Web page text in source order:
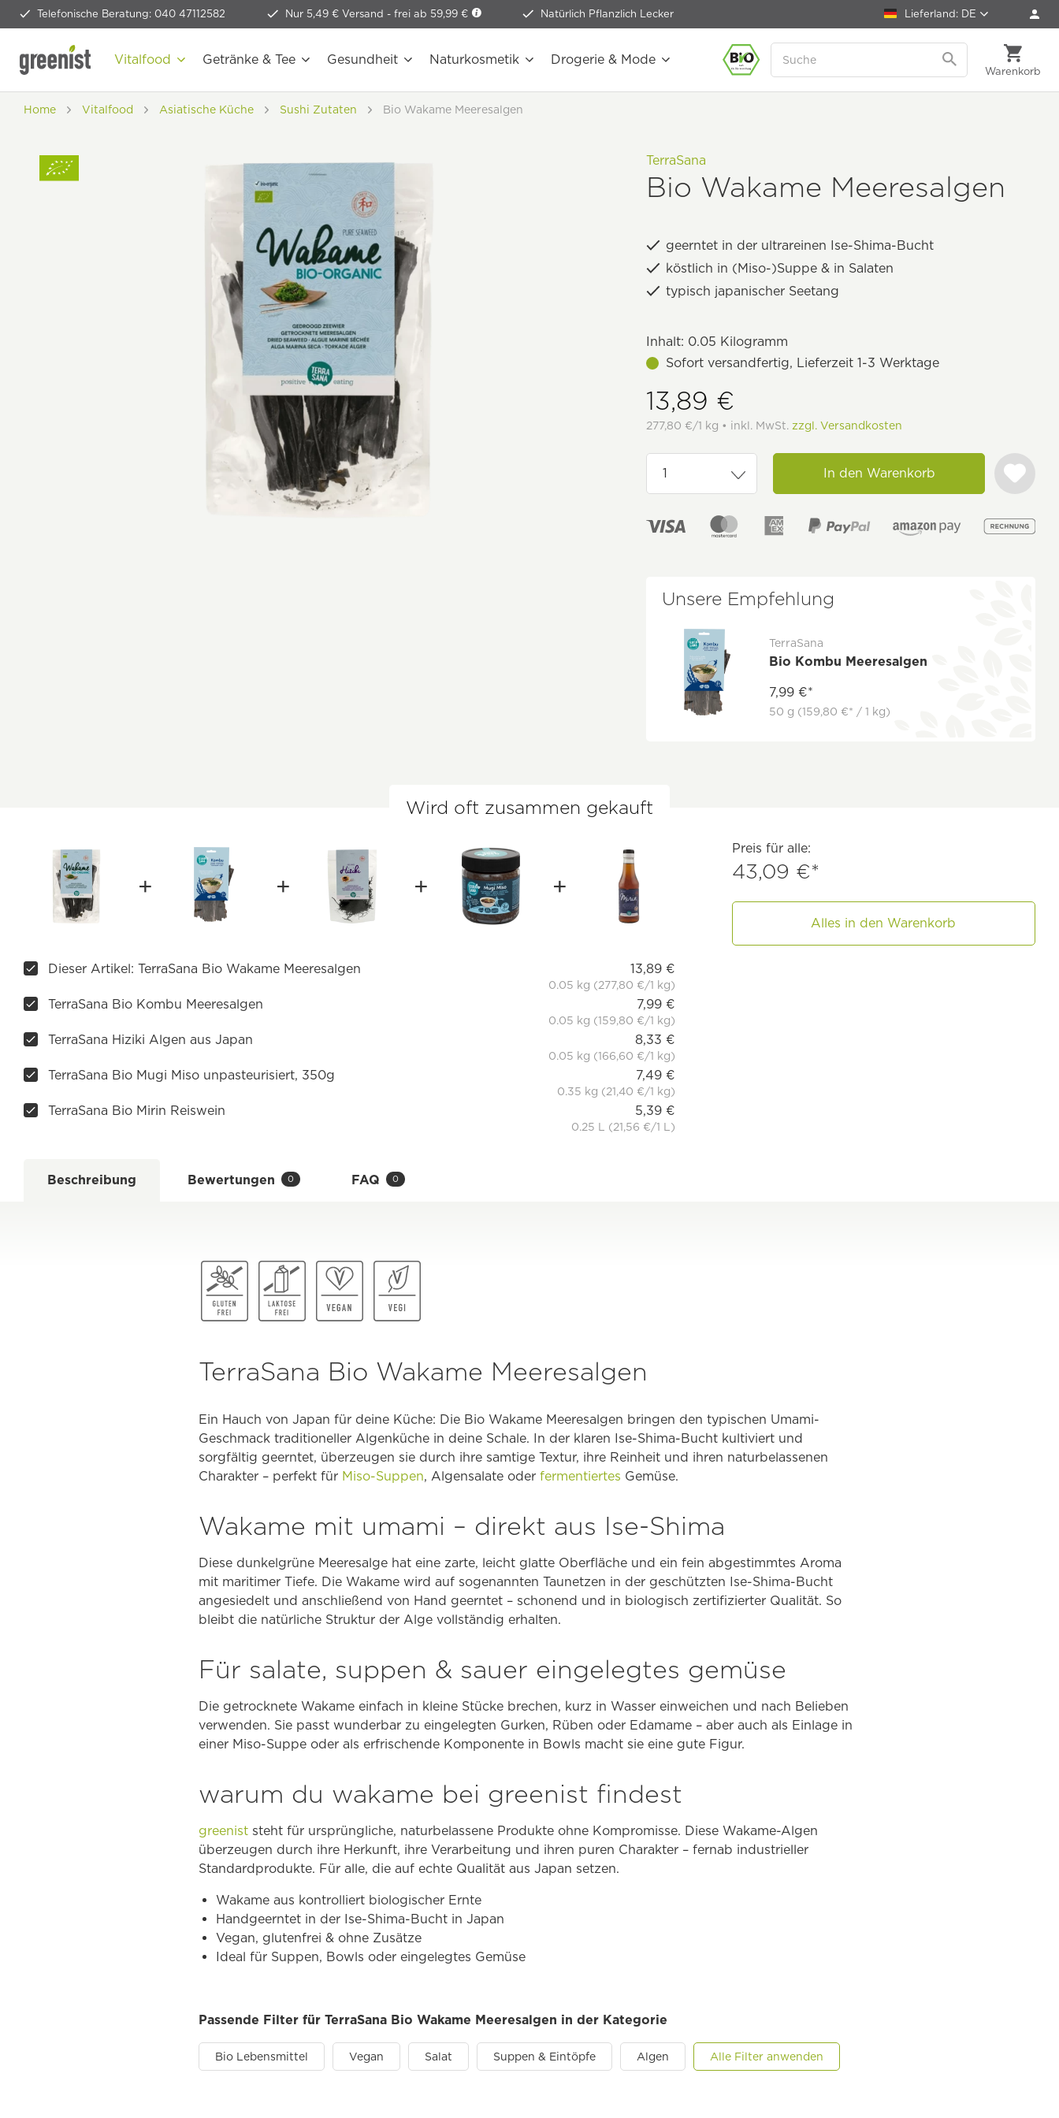
Telefonische Beratung: 040 47112582 Nur 5,49 € Versand - frei ab 59,99 € Natürlich Pflanzlich Lecker Lieferland: DE
Warenkorb
Vitalfood Getränke & Tee Gesundheit Naturkosmetik Drogerie & Mode
Home Vitalfood Asiatische Küche Sushi Zutaten Bio Wakame Meeresalgen
TerraSana
Bio Wakame Meeresalgen
geerntet in der ultrareinen Ise-Shima-Bucht
köstlich in (Miso-)Suppe & in Salaten
typisch japanischer Seetang
Inhalt: 0.05 Kilogramm
Sofort versandfertig, Lieferzeit 1-3 Werktage
13,89 €
277,80 €/1 kg • inkl. MwSt. zzgl. Versandkosten
In den Warenkorb
Unsere Empfehlung
TerraSana
Bio Kombu Meeresalgen
7,99 €*
50 g (159,80 €* / 1 kg)
Wird oft zusammen gekauft
Preis für alle:
43,09 €*
Alles in den Warenkorb
Dieser Artikel: TerraSana Bio Wakame Meeresalgen 13,89 €
0.05 kg (277,80 €/1 kg)
TerraSana Bio Kombu Meeresalgen 7,99 €
0.05 kg (159,80 €/1 kg)
TerraSana Hiziki Algen aus Japan 8,33 €
0.05 kg (166,60 €/1 kg)
TerraSana Bio Mugi Miso unpasteurisiert, 350g 7,49 €
0.35 kg (21,40 €/1 kg)
TerraSana Bio Mirin Reiswein 5,39 €
0.25 L (21,56 €/1 L)
Beschreibung Bewertungen 0 FAQ 0
TerraSana Bio Wakame Meeresalgen
Ein Hauch von Japan für deine Küche: Die Bio Wakame Meeresalgen bringen den typischen Umami-
Geschmack traditioneller Algenküche in deine Schale. In der klaren Ise-Shima-Bucht kultiviert und
sorgfältig geerntet, überzeugen sie durch ihre samtige Textur, ihre Reinheit und ihren naturbelassenen
Charakter – perfekt für Miso-Suppen, Algensalate oder fermentiertes Gemüse.
Wakame mit umami – direkt aus Ise-Shima
Diese dunkelgrüne Meeresalge hat eine zarte, leicht glatte Oberfläche und ein fein abgestimmtes Aroma
mit maritimer Tiefe. Die Wakame wird auf sogenannten Taunetzen in der geschützten Ise-Shima-Bucht
angesiedelt und anschließend von Hand geerntet – schonend und in biologisch zertifizierter Qualität. So
bleibt die natürliche Struktur der Alge vollständig erhalten.
Für salate, suppen & sauer eingelegtes gemüse
Die getrocknete Wakame einfach in kleine Stücke brechen, kurz in Wasser einweichen und nach Belieben
verwenden. Sie passt wunderbar zu eingelegten Gurken, Rüben oder Edamame – aber auch als Einlage in
einer Miso-Suppe oder als erfrischende Komponente in Bowls macht sie eine gute Figur.
warum du wakame bei greenist findest
greenist steht für ursprüngliche, naturbelassene Produkte ohne Kompromisse. Diese Wakame-Algen
überzeugen durch ihre Herkunft, ihre Verarbeitung und ihren puren Charakter – fernab industrieller
Standardprodukte. Für alle, die auf echte Qualität aus Japan setzen.
Wakame aus kontrolliert biologischer Ernte
Handgeerntet in der Ise-Shima-Bucht in Japan
Vegan, glutenfrei & ohne Zusätze
Ideal für Suppen, Bowls oder eingelegtes Gemüse
Passende Filter für TerraSana Bio Wakame Meeresalgen in der Kategorie
Bio Lebensmittel Vegan Salat Suppen & Eintöpfe Algen Alle Filter anwenden